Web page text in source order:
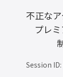
不正なア
プレ
Session